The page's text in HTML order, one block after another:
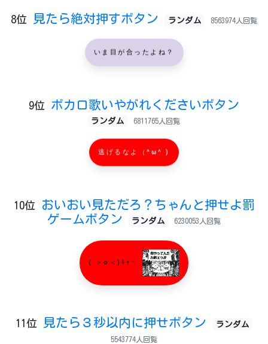
8位 見たら絶対押すボタン ランダム 8563974人回覧
いま目が合ったよね？
9位 ボカロ歌いやがれくださいボタン
ランダム 6811765人回覧
逃げるなよ（^ω^ )
10位
おいおい見ただろ？ちゃんと押せよ罰
ゲームボタン
ランダム 6230053人回覧
( ＞o＜)ｷｬｰ
11位 見たら３秒以内に押せボタン ランダム
5543774人回覧